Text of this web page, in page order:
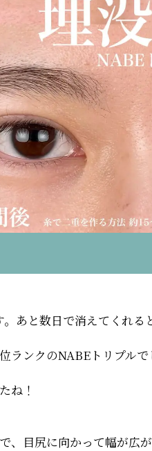
あと数日で消えてくれる
ランクのNABEトリプル
ね！
、目尻に向かって幅が広